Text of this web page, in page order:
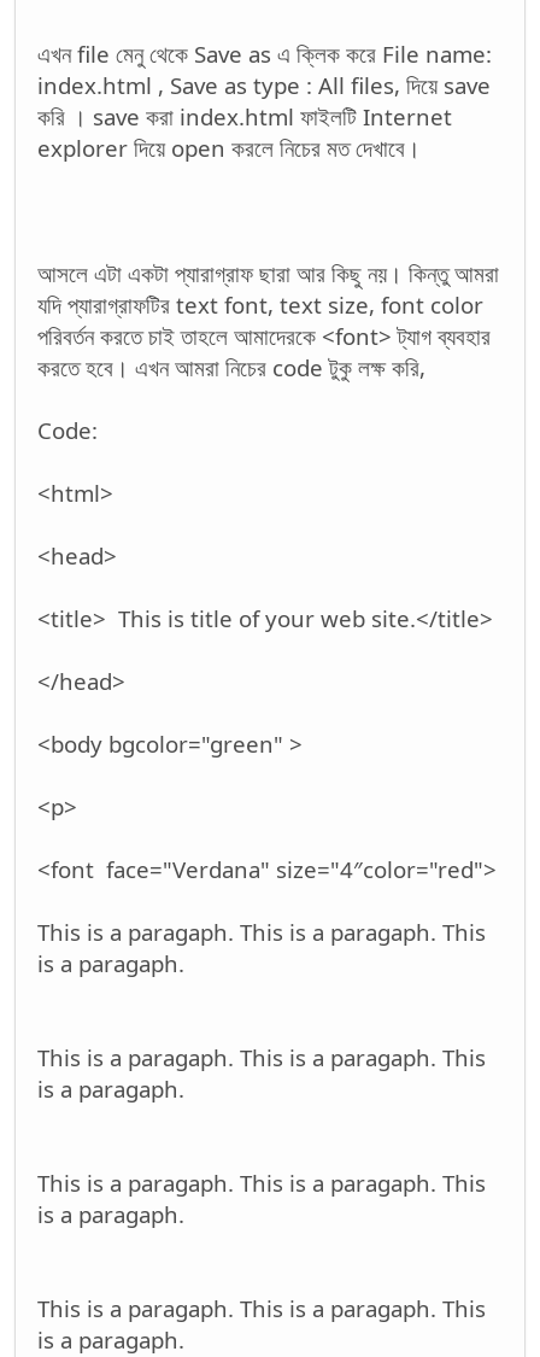
এখন file মেনু থেকে Save as এ ক্লিক করে File name:
index.html , Save as type : All files, দিয়ে save
করি । save করা index.html ফাইলটি Internet
explorer দিয়ে open করলে নিচের মত দেখাবে।
আসলে এটা একটা প্যারাগ্রাফ ছারা আর কিছু নয়। কিন্তু আমরা
যদি প্যারাগ্রাফটির text font, text size, font color
পরিবর্তন করতে চাই তাহলে আমাদেরকে <font> ট্যাগ ব্যবহার
করতে হবে। এখন আমরা নিচের code টুকু লক্ষ করি,
Code:
<html>
<head>
<title> This is title of your web site.</title>
</head>
<body bgcolor="green" >
<p>
<font face="Verdana" size="4″color="red">
This is a paragaph. This is a paragaph. This
is a paragaph.
This is a paragaph. This is a paragaph. This
is a paragaph.
This is a paragaph. This is a paragaph. This
is a paragaph.
This is a paragaph. This is a paragaph. This
is a paragaph.